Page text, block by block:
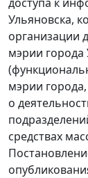
Ульяновска,
организации
мэрии города
мэрии
о
средствах